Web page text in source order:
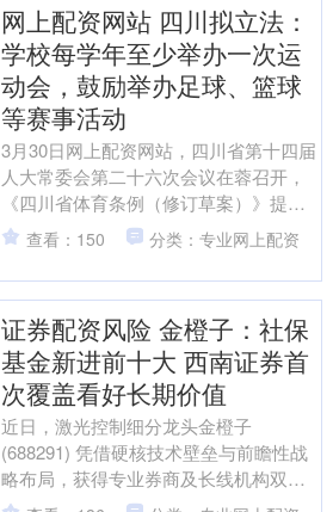
网上配资网站 四川拟立法：
学校每学年至少举办一次运
动会，鼓励举办足球、篮球
等赛事活动
3月30日网上配资网站，四川省第十四届
人大常委会第二十六次会议在蓉召开，
《四川省体育条例（修订草案）》提请
会议审议。 \n 封面新闻记者了解到，修
订草案已经省十....
查看：150 分类：专业网上配资
证券配资风险 金橙子：社保
基金新进前十大 西南证券首
次覆盖看好长期价值
近日，激光控制细分龙头金橙子
(688291) 凭借硬核技术壁垒与前瞻性战
略布局，获得专业券商及长线机构双重
高度认可，机构持仓持续加码，投资价